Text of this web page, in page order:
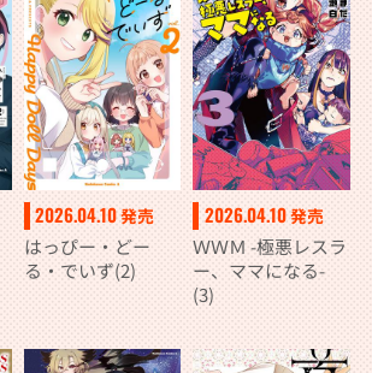
2026.04.10発売
はっぴー・どー
る・でいず(2)
2026.04.10発売
ＷＷＭ -極悪レスラ
ー、ママになる-
(3)